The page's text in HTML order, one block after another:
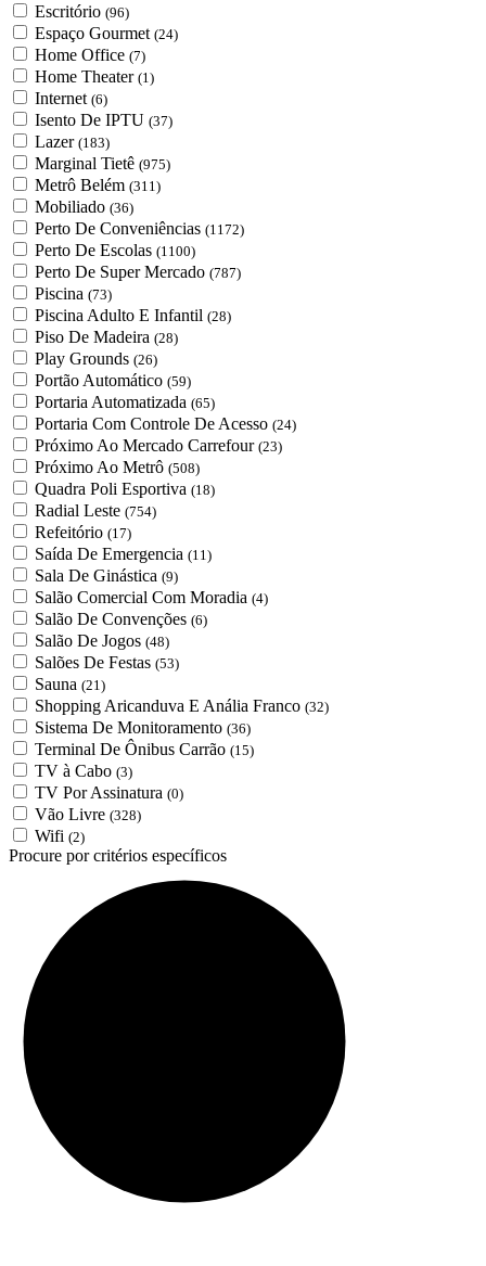
Escritório (96)
Espaço Gourmet (24)
Home Office (7)
Home Theater (1)
Internet (6)
Isento De IPTU (37)
Lazer (183)
Marginal Tietê (975)
Metrô Belém (311)
Mobiliado (36)
Perto De Conveniências (1172)
Perto De Escolas (1100)
Perto De Super Mercado (787)
Piscina (73)
Piscina Adulto E Infantil (28)
Piso De Madeira (28)
Play Grounds (26)
Portão Automático (59)
Portaria Automatizada (65)
Portaria Com Controle De Acesso (24)
Próximo Ao Mercado Carrefour (23)
Próximo Ao Metrô (508)
Quadra Poli Esportiva (18)
Radial Leste (754)
Refeitório (17)
Saída De Emergencia (11)
Sala De Ginástica (9)
Salão Comercial Com Moradia (4)
Salão De Convenções (6)
Salão De Jogos (48)
Salões De Festas (53)
Sauna (21)
Shopping Aricanduva E Anália Franco (32)
Sistema De Monitoramento (36)
Terminal De Ônibus Carrão (15)
TV à Cabo (3)
TV Por Assinatura (0)
Vão Livre (328)
Wifi (2)
Procure por critérios específicos